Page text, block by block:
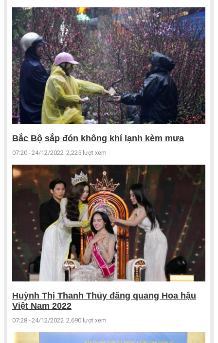
Bắc Bộ sắp đón không khí lạnh kèm mưa
07:20 - 24/12/2022 2,225 lượt xem
Huỳnh Thị Thanh Thủy đăng quang Hoa hậu
Việt Nam 2022
07:28 - 24/12/2022 2,690 lượt xem